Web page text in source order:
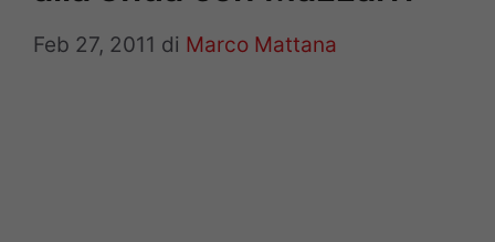
Feb 27, 2011 di Marco Mattana